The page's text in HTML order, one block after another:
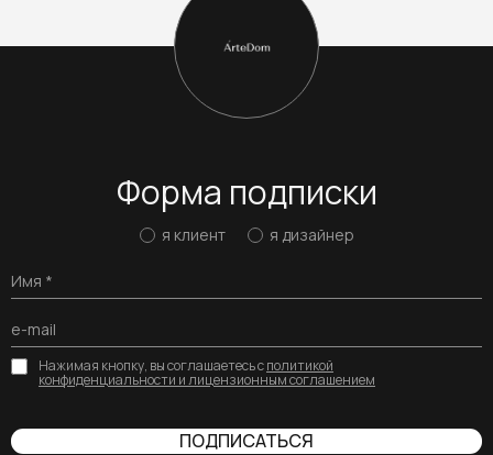
Форма подписки
я клиент я дизайнер
Нажимая кнопку, вы соглашаетесь сполитикой
конфиденциальности и лицензионным соглашением
ПОДПИСАТЬСЯ